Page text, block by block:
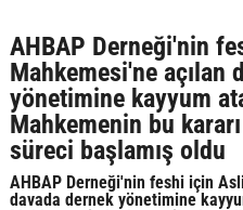
AHBAP Derneği'nin
Mahkemesi'ne açılan
yönetimine kayyum
Mahkemenin bu
süreci başlamış oldu
AHBAP Derneği'nin feshi için
davada dernek yönetimine